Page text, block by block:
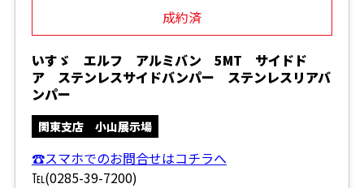
成約済
いすゞ エルフ アルミバン 5MT サイドド
ア ステンレスサイドバンパー ステンレスリアバ
ンパー
関東支店 小山展示場
☎スマホでのお問合せはコチラへ
℡(0285-39-7200)